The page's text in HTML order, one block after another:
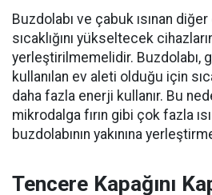
Buzdolabı ve çabuk ısınan diğer
sıcaklığını yükseltecek
yerleştirilmemelidir. Buzdolabı,
kullanılan ev aleti olduğu için
daha fazla enerji kullanır. Bu
mikrodalga fırın gibi çok fazla
buzdolabının yakınına
Tencere Kapağını